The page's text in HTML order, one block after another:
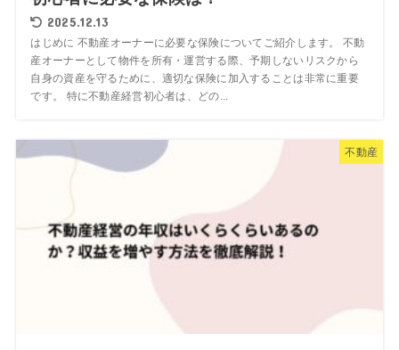
2025.12.13
はじめに 不動産オーナーに必要な保険についてご紹介します。 不動
産オーナーとして物件を所有・運営する際、予期しないリスクから
自身の資産を守るために、適切な保険に加入することは非常に重要
です。 特に不動産経営初心者は、どの...
不動産